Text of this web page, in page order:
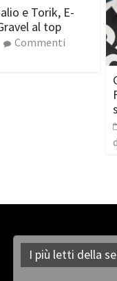
e Torik, E-
al top
Commenti
I più letti della